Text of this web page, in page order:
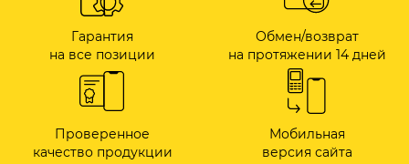
Гарантия
на все позиции
Обмен/возврат
на протяжении 14 дней
Проверенное
качество продукции
Мобильная
версия сайта